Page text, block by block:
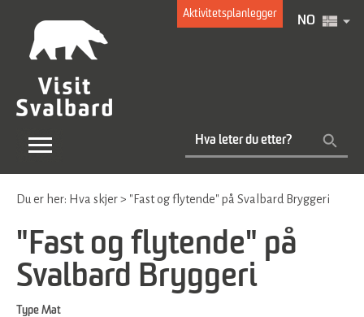
Aktivitetsplanlegger
NO
Du er her: Hva skjer> "Fast og flytende" på Svalbard Bryggeri
"Fast og flytende" på
Svalbard Bryggeri
Type Mat